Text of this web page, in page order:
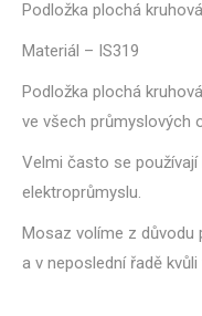
Podložka plochá
Materiál – IS319
Podložka plochá
ve všech průmyslových
Velmi často se
elektroprůmyslu.
Mosaz volíme z důvodu
a v neposlední řadě kvůli